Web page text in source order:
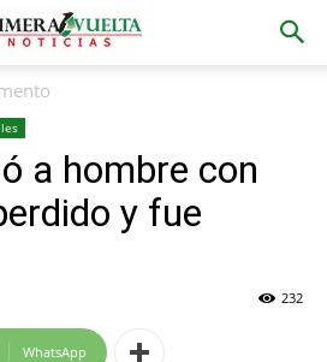
a hombre con
y fue
232
WhatsApp